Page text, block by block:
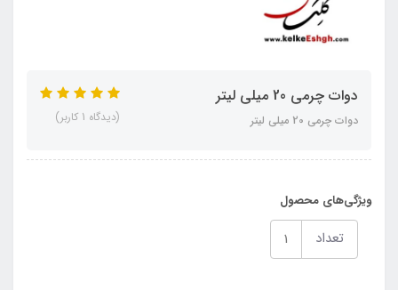
دوات چرمی 20 میلی لیتر
دوات چرمی 20 میلی لیتر (دیدگاه 1 کاربر)
ویژگی‌های محصول
تعداد